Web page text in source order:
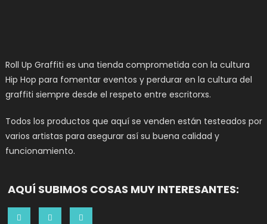
Roll Up Graffiti es una tienda comprometida con la cultura
Hip Hop para fomentar eventos y perdurar en la cultura del
graffiti siempre desde el respeto entre escritorxs.
Todos los productos que aquí se venden están testeados por
varios artistas para asegurar así su buena calidad y
funcionamiento.
AQUÍ SUBIMOS COSAS MUY INTERESANTES: